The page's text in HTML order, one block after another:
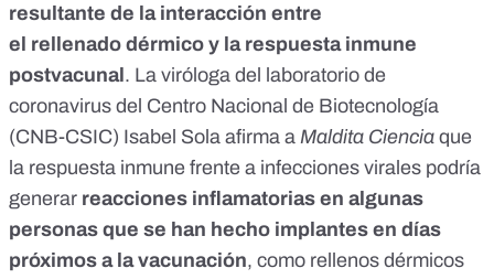
resultante de la interacción entre
el rellenado dérmico y la respuesta inmune
postvacunal . La viróloga del laboratorio de
coronavirus del Centro Nacional de Biotecnología
(CNB-CSIC) Isabel Sola afirma a Maldita Ciencia que
la respuesta inmune frente a infecciones virales podría
generar reacciones inflamatorias en algunas
personas que se han hecho implantes en días
próximos a la vacunación, como rellenos dérmicos